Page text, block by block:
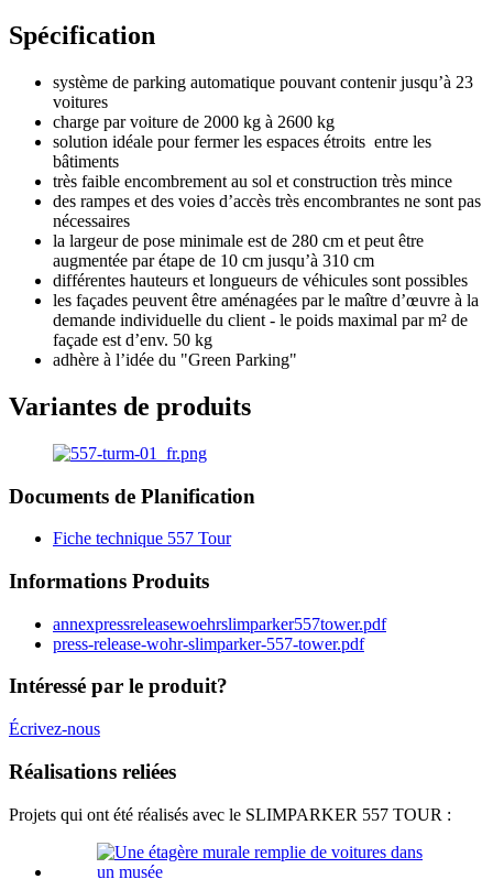
Spécification
système de parking automatique pouvant contenir jusqu’à 23
voitures
charge par voiture de 2000 kg à 2600 kg
solution idéale pour fermer les espaces étroits entre les
bâtiments
très faible encombrement au sol et construction très mince
des rampes et des voies d’accès très encombrantes ne sont pas
nécessaires
la largeur de pose minimale est de 280 cm et peut être
augmentée par étape de 10 cm jusqu’à 310 cm
différentes hauteurs et longueurs de véhicules sont possibles
les façades peuvent être aménagées par le maître d’œuvre à la
demande individuelle du client - le poids maximal par m² de
façade est d’env. 50 kg
adhère à l’idée du "Green Parking"
Variantes de produits
Documents de Planification
Fiche technique 557 Tour
Informations Produits
annexpressreleasewoehrslimparker557tower.pdf
press-release-wohr-slimparker-557-tower.pdf
Intéressé par le produit?
Écrivez-nous
Réalisations reliées
Projets qui ont été réalisés avec le SLIMPARKER 557 TOUR :